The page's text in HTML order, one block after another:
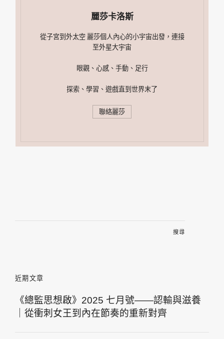
麗莎卡洛斯
從子宮到外太空 麗莎個人內心的小宇宙出發，連接
至外星大宇宙
眼觀、心感、手動、足行
探索、學習、遊戲直到世界末了
聯絡麗莎
近期文章
《總監思想啟》2025 七月號——認輸與滋養
｜從衝刺女王到內在節奏的重新對齊